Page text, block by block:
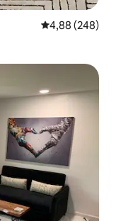
4,88 de uma
4,88 (248)